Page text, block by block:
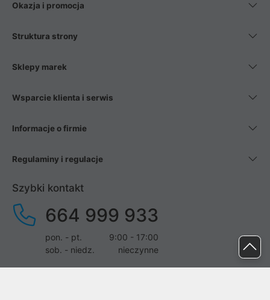
Okazja i promocja
Struktura strony
Sklepy marek
Wsparcie klienta i serwis
Informacje o firmie
Regulaminy i regulacje
Szybki kontakt
664 999 933
pon. - pt.
9:00 - 17:00
sob. - niedz.
nieczynne